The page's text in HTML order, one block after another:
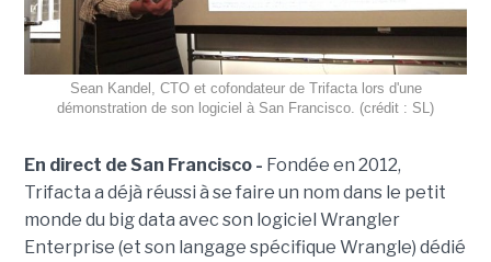
Sean Kandel, CTO et cofondateur de Trifacta lors d'une
démonstration de son logiciel à San Francisco. (crédit : SL)
En direct de San Francisco - Fondée en 2012,
Trifacta a déjà réussi à se faire un nom dans le petit
monde du big data avec son logiciel Wrangler
Enterprise (et son langage spécifique Wrangle) dédié